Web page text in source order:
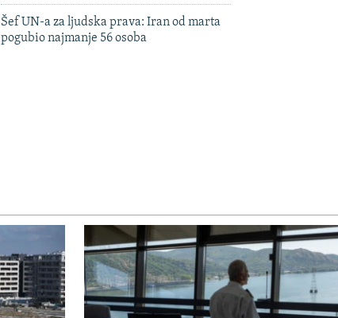
Šef UN-a za ljudska prava: Iran od marta
pogubio najmanje 56 osoba